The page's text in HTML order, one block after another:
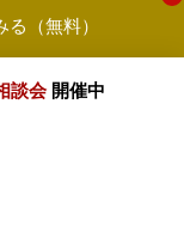
（無料）
談会 開催中